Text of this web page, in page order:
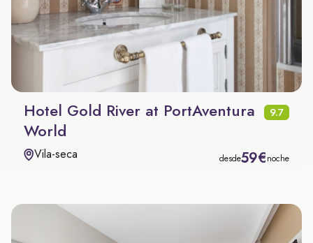
Hotel Gold River at PortAventura
World
9.7
Vila-seca desde59€noche